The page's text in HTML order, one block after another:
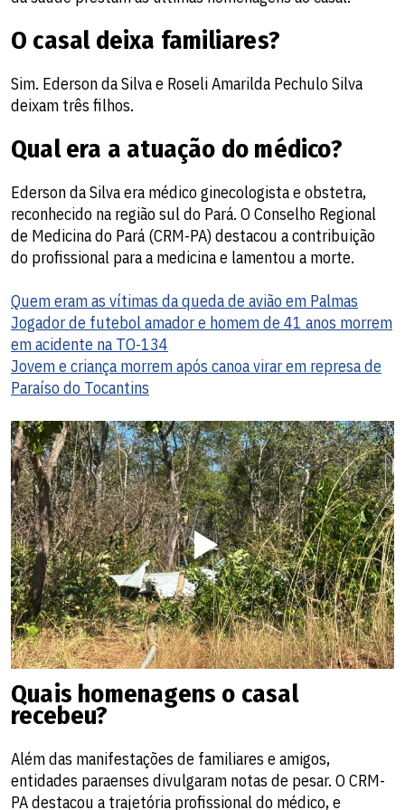
O casal deixa familiares?
Sim. Ederson da Silva e Roseli Amarilda Pechulo Silva
deixam três filhos.
Qual era a atuação do médico?
Ederson da Silva era médico ginecologista e obstetra,
reconhecido na região sul do Pará. O Conselho Regional
de Medicina do Pará (CRM-PA) destacou a contribuição
do profissional para a medicina e lamentou a morte.
Quem eram as vítimas da queda de avião em Palmas
Jogador de futebol amador e homem de 41 anos morrem
em acidente na TO-134
Jovem e criança morrem após canoa virar em represa de
Paraíso do Tocantins
Quais homenagens o casal
recebeu?
Além das manifestações de familiares e amigos,
entidades paraenses divulgaram notas de pesar. O CRM-
PA destacou a trajetória profissional do médico, e